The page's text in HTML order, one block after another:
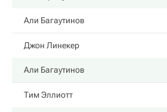
Али Багаутинов
Джон Линекер
Али Багаутинов
Тим Эллиотт